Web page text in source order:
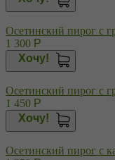
Осетинский пирог с
1 300 Р
Хочу!
Осетинский пирог с
1 450 Р
Хочу!
Осетинский пирог с